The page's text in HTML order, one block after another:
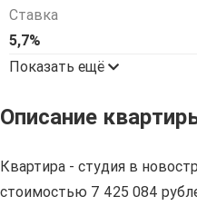
Ставка
5,7%
Показать ещё
Описание
Квартира - студия в
стоимостью 7 425 084